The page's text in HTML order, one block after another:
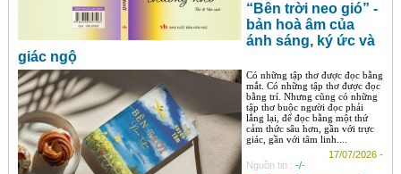
“Bên trời neo gió” -
bản hoà âm của
ánh sáng, ký ức và
giác ngộ
Có những tập thơ được đọc bằng
mắt. Có những tập thơ được đọc
bằng trí. Nhưng cũng có những
tập thơ buộc người đọc phải
lắng lại, để đọc bằng một thứ
cảm thức sâu hơn, gần với trực
giác, gần với tâm linh....
17/07/2026 -
Nguồn tin : -/-